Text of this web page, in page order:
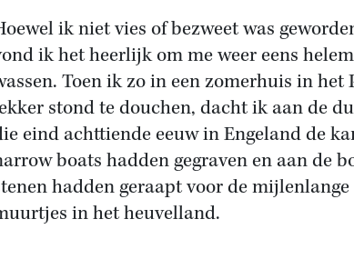
ik niet vies of bezweet was
ik het heerlijk om me weer eens
Toen ik zo in een zomerhuis in het
stond te douchen, dacht ik aan de
eind achttiende eeuw in Engeland de
boats hadden gegraven en aan de
hadden geraapt voor de
in het heuvelland.